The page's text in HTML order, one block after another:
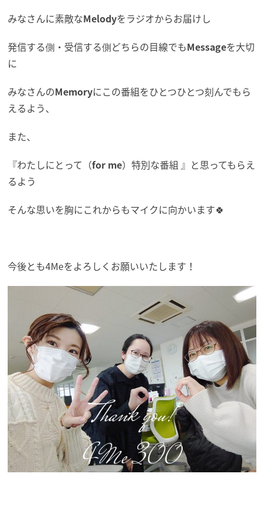
みなさんに素敵なMelodyをラジオからお届けし
発信する側・受信する側どちらの目線でもMessageを大切
に
みなさんのMemoryにこの番組をひとつひとつ刻んでもら
えるよう、
また、
『わたしにとって（for me）特別な番組 』と思ってもらえ
るよう
そんな思いを胸にこれからもマイクに向かいます🍀
今後とも4Meをよろしくお願いいたします！